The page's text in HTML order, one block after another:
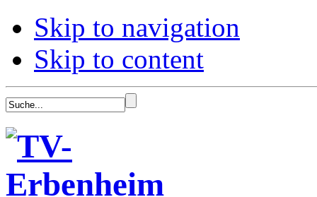
Skip to navigation
Skip to content